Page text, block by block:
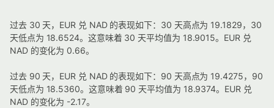
过去 30 天，EUR 兑 NAD 的表现如下：30 天高点为 19.1829，30
天低点为 18.6524。这意味着 30 天平均值为 18.9015。EUR 兑
NAD 的变化为 0.66。
过去 90 天，EUR 兑 NAD 的表现如下：90 天高点为 19.4275，90
天低点为 18.5360。这意味着 90 天平均值为 18.9374。EUR 兑
NAD 的变化为 -2.17。